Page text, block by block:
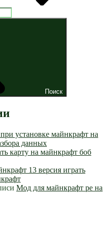
Поиск
установке майнкрафт на
данных
карту на майнкрафт боб
13 версия играть
Мод для майнкрафт pe на